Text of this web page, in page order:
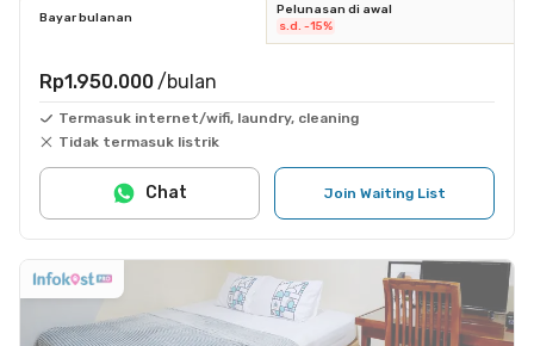
Bayar bulanan
Pelunasan di awal
s.d. -15%
Rp1.950.000 /bulan
Termasuk internet/wifi, laundry, cleaning
Tidak termasuk listrik
Join Waiting List
Chat